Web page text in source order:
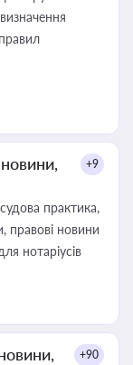
+9
практика,
правові новини
нотаріусів
+90